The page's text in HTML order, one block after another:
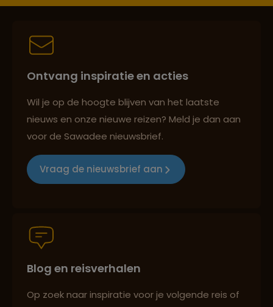
Persoonlijk en deskundig reisadvies
Reizen met oog voor mens, cultuur en milieu
Persoonlijk en deskundig reisadvies
Ontvang inspiratie en acties
Wil je op de hoogte blijven van het laatste
nieuws en onze nieuwe reizen? Meld je dan aan
voor de Sawadee nieuwsbrief.
Vraag de nieuwsbrief aan
Blog en reisverhalen
Op zoek naar inspiratie voor je volgende reis of